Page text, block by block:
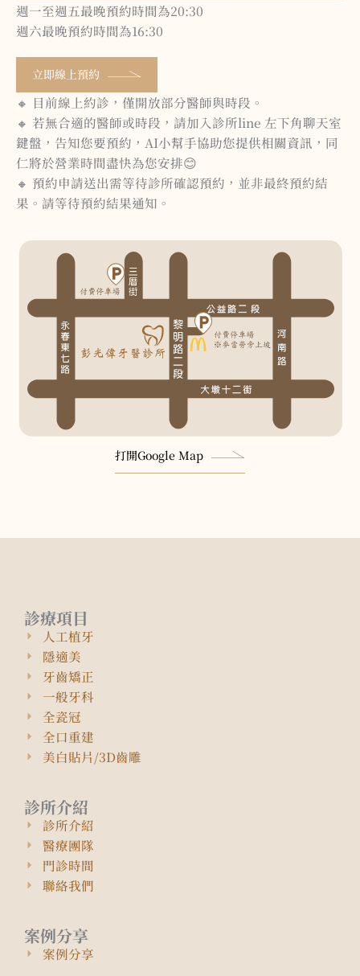
週一至週五最晚預約時間為20:30
週六最晚預約時間為16:30
立即線上預約
🔸 目前線上約診，僅開放部分醫師與時段。
🔸 若無合適的醫師或時段，請加入診所line 左下角聊天室
鍵盤，告知您要預約，AI小幫手協助您提供相關資訊，同
仁將於營業時間盡快為您安排😊
🔸 預約申請送出需等待診所確認預約，並非最終預約結
果。請等待預約結果通知。
打開Google Map
診療項目
人工植牙
隱適美
牙齒矯正
一般牙科
全瓷冠
全口重建
美白貼片/3D齒雕
診所介紹
診所介紹
醫療團隊
門診時間
聯絡我們
案例分享
案例分享